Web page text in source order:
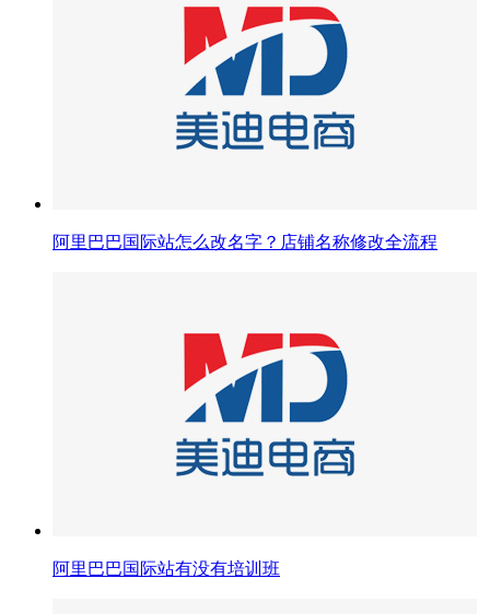
阿里巴巴国际站怎么改名字？店铺名称修改全流程
阿里巴巴国际站有没有培训班